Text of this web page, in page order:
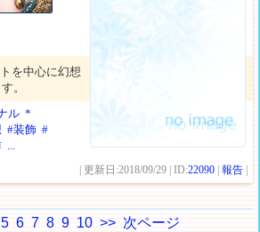
を中心に幻想
。
ル *
#装飾 #
...
| 更新日:2018/09/29 | ID:22090 |報告
5 6 7 8 9 10 >> 次ページ